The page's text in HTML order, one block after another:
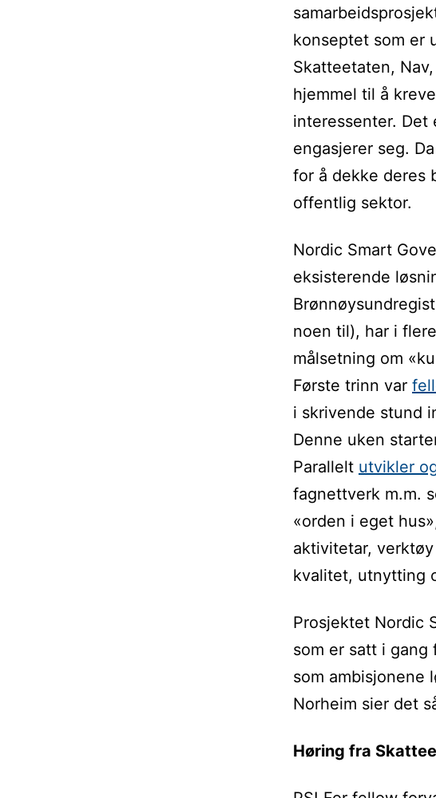
konseptet som er
Skatteetaten,
hjemmel til å
interessenter.
engasjerer seg.
for å dekke deres
offentlig sektor.
Nordic Smart
eksisterende
noen til), har i
målsetning om
Første trinn var
i skrivende stund
Denne uken
Parallelt utvikler
fagnettverk m.m.
«orden i eget
aktivitetar,
kvalitet, utnytting
Prosjektet Nordic
som er satt i gang
som ambisjonene
Norheim sier det
Høring fra